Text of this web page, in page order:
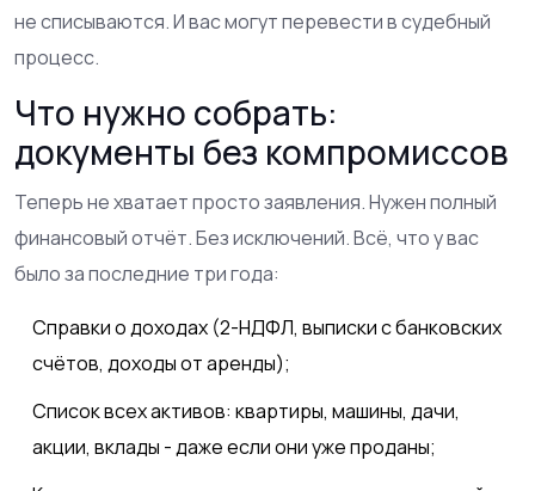
не списываются. И вас могут перевести в судебный
процесс.
Что нужно собрать:
документы без компромиссов
Теперь не хватает просто заявления. Нужен полный
финансовый отчёт. Без исключений. Всё, что у вас
было за последние три года:
Справки о доходах (2-НДФЛ, выписки с банковских
счётов, доходы от аренды);
Список всех активов: квартиры, машины, дачи,
акции, вклады - даже если они уже проданы;